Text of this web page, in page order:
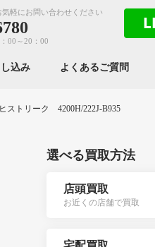
軽にお問い合わせください
00～20：00
込み よくあるご質問
ストリーク 4200H/222J-B935
選べる買取方法
店頭買取
お近くの店舗で買取